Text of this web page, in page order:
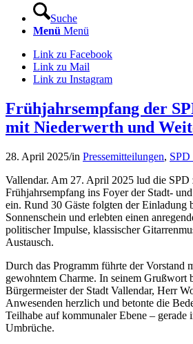
Suche
Menü Menü
Link zu Facebook
Link zu Mail
Link zu Instagram
Frühjahrsempfang der
mit Niederwerth und
28. April 2025/in Pressemitteilungen, SPD
Vallendar. Am 27. April 2025 lud die SPD
Frühjahrsempfang ins Foyer der Stadt-
ein. Rund 30 Gäste folgten der Einladung
Sonnenschein und erlebten einen
politischer Impulse, klassischer
Austausch.
Durch das Programm führte der Vorstand
gewohntem Charme. In seinem Grußwort
Bürgermeister der Stadt Vallendar, Herr
Anwesenden herzlich und betonte die
Teilhabe auf kommunaler Ebene – gerade
Umbrüche.